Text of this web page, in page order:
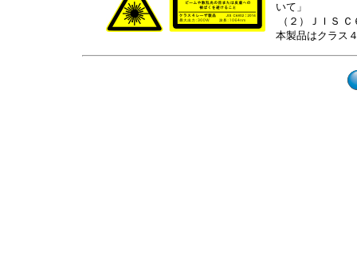
いて」
（２）ＪＩＳ
本製品はクラス